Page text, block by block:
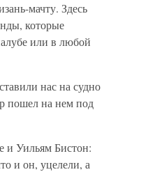
мачту. Здесь
которые
или в любой
нас на судно
пошел на нем под
и Уильям Бистон:
и он, уцелели, а